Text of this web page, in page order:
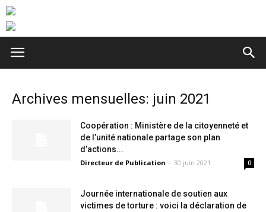
Archives mensuelles: juin 2021
Coopération : Ministère de la citoyenneté et
de l’unité nationale partage son plan
d’actions...
Directeur de Publication - 30 juin 2021 0
Journée internationale de soutien aux
victimes de torture : voici la déclaration de